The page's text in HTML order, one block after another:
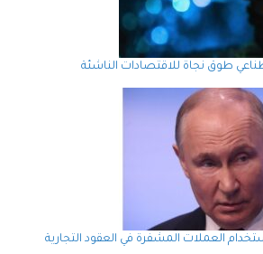
طوق نجاة للاقتصادات الناشئة
العملات المشفرة في العقود التجارية